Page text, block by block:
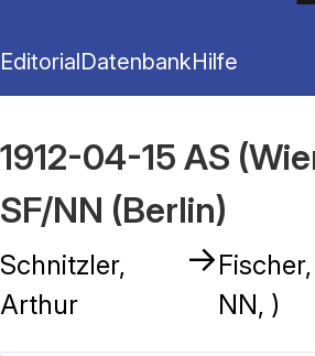
EditorialDatenbankHilfe
1912-04-15 AS
SF/NN (Berlin)
Schnitzler,
Arthur
→
NN, )